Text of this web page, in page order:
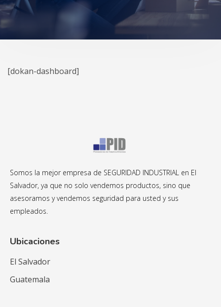
[dokan-dashboard]
Somos la mejor empresa de SEGURIDAD INDUSTRIAL en El
Salvador, ya que no solo vendemos productos, sino que
asesoramos y vendemos seguridad para usted y sus
empleados.
Ubicaciones
El Salvador
Guatemala